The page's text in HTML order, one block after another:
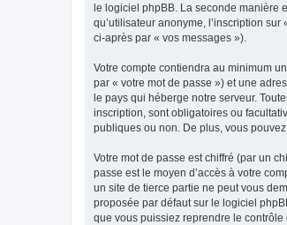
le logiciel phpBB. La seconde manière
qu’utilisateur anonyme, l’inscription
ci-après par « vos messages »).
Votre compte contiendra au minimum
par « votre mot de passe ») et une
le pays qui héberge notre serveur.
inscription, sont obligatoires ou
publiques ou non. De plus, vous
Votre mot de passe est chiffré (par un
passe est le moyen d’accès à votre
un site de tierce partie ne peut vous
proposée par défaut sur le logiciel
que vous puissiez reprendre le contrôle